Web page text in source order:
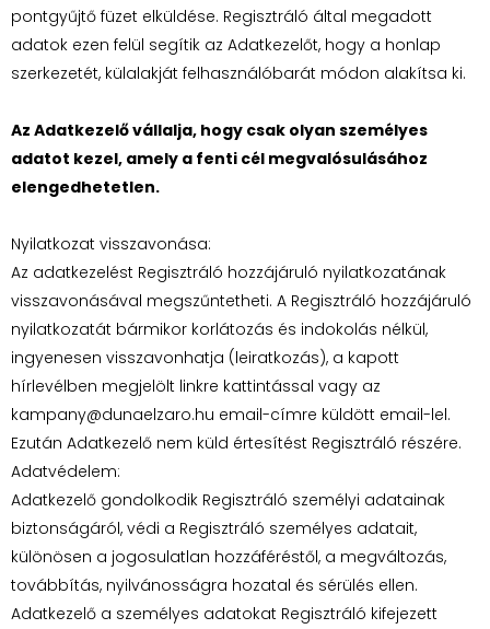
pontgyűjtő füzet elküldése. Regisztráló által megadott
adatok ezen felül segítik az Adatkezelőt, hogy a honlap
szerkezetét, külalakját felhasználóbarát módon alakítsa ki.
Az Adatkezelő vállalja, hogy csak olyan személyes
adatot kezel, amely a fenti cél megvalósulásához
elengedhetetlen.
Nyilatkozat visszavonása:
Az adatkezelést Regisztráló hozzájáruló nyilatkozatának
visszavonásával megszűntetheti. A Regisztráló hozzájáruló
nyilatkozatát bármikor korlátozás és indokolás nélkül,
ingyenesen visszavonhatja (leiratkozás), a kapott
hírlevélben megjelölt linkre kattintással vagy az
kampany@dunaelzaro.hu email-címre küldött email-lel.
Ezután Adatkezelő nem küld értesítést Regisztráló részére.
Adatvédelem:
Adatkezelő gondolkodik Regisztráló személyi adatainak
biztonságáról, védi a Regisztráló személyes adatait,
különösen a jogosulatlan hozzáféréstől, a megváltozás,
továbbítás, nyilvánosságra hozatal és sérülés ellen.
Adatkezelő a személyes adatokat Regisztráló kifejezett